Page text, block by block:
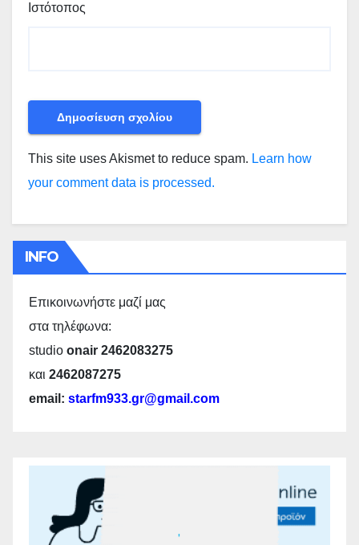
Ιστότοπος
This site uses Akismet to reduce spam. Learn how
your comment data is processed.
INFO
Επικοινωνήστε μαζί μας
στα τηλέφωνα:
studio onair 2462083275
και 2462087275
email: starfm933.gr@gmail.com